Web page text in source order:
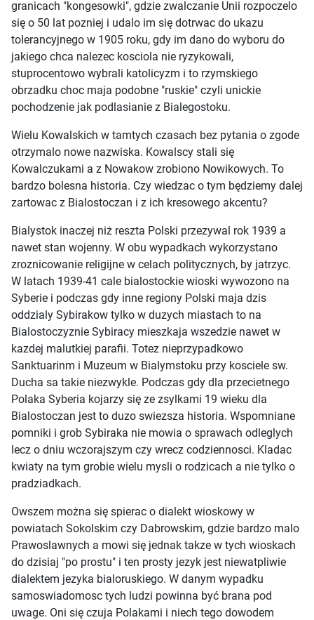
granicach "kongesowki", gdzie zwalczanie Unii rozpoczelo
się o 50 lat pozniej i udalo im się dotrwac do ukazu
tolerancyjnego w 1905 roku, gdy im dano do wyboru do
jakiego chca nalezec kosciola nie ryzykowali,
stuprocentowo wybrali katolicyzm i to rzymskiego
obrzadku choc maja podobne "ruskie" czyli unickie
pochodzenie jak podlasianie z Bialegostoku.
Wielu Kowalskich w tamtych czasach bez pytania o zgode
otrzymalo nowe nazwiska. Kowalscy stali się
Kowalczukami a z Nowakow zrobiono Nowikowych. To
bardzo bolesna historia. Czy wiedzac o tym będziemy dalej
zartowac z Bialostoczan i z ich kresowego akcentu?
Bialystok inaczej niż reszta Polski przezywal rok 1939 a
nawet stan wojenny. W obu wypadkach wykorzystano
zroznicowanie religijne w celach politycznych, by jatrzyc.
W latach 1939-41 cale bialostockie wioski wywozono na
Syberie i podczas gdy inne regiony Polski maja dzis
oddzialy Sybirakow tylko w duzych miastach to na
Bialostoczyznie Sybiracy mieszkaja wszedzie nawet w
kazdej malutkiej parafii. Totez nieprzypadkowo
Sanktuarinm i Muzeum w Bialymstoku przy kosciele sw.
Ducha sa takie niezwykle. Podczas gdy dla przecietnego
Polaka Syberia kojarzy się ze zsylkami 19 wieku dla
Bialostoczan jest to duzo swiezsza historia. Wspomniane
pomniki i grob Sybiraka nie mowia o sprawach odleglych
lecz o dniu wczorajszym czy wrecz codziennosci. Kladac
kwiaty na tym grobie wielu mysli o rodzicach a nie tylko o
pradziadkach.
Owszem można się spierac o dialekt wioskowy w
powiatach Sokolskim czy Dabrowskim, gdzie bardzo malo
Prawoslawnych a mowi się jednak takze w tych wioskach
do dzisiaj "po prostu" i ten prosty jezyk jest niewatpliwie
dialektem jezyka bialoruskiego. W danym wypadku
samoswiadomosc tych ludzi powinna być brana pod
uwage. Oni się czuja Polakami i niech tego dowodem